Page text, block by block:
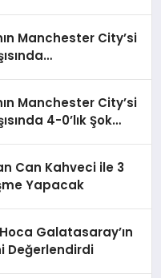
Manchester City’si
Manchester City’si
4-0’lık Şok
Can Kahveci ile 3
Yapacak
Galatasaray’ın
Değerlendirdi